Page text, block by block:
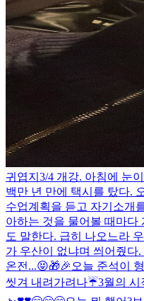
귀엽지 3/4 개강. 아침에 눈
백만 년 만에 택시를 탔다.
수업계획을 듣고 자기소개
아하는 것을 물어볼 때마다
도 말한다. 급히 나오느라
가 우산이 없냐며 씌어줬다
온전...😝🎁🎉오늘 준석이
씻겨 내려가려나☔️3월의 시